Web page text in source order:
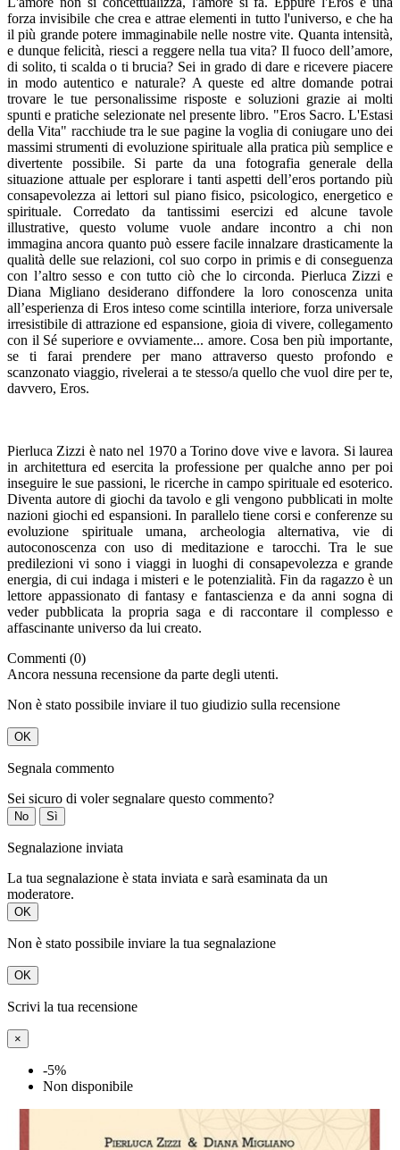
forza invisibile che crea e attrae elementi in tutto l'universo, e che ha
il più grande potere immaginabile nelle nostre vite. Quanta intensità,
e dunque felicità, riesci a reggere nella tua vita? Il fuoco dell’amore,
di solito, ti scalda o ti brucia? Sei in grado di dare e ricevere piacere
in modo autentico e naturale? A queste ed altre domande potrai
trovare le tue personalissime risposte e soluzioni grazie ai molti
spunti e pratiche selezionate nel presente libro. "Eros Sacro. L'Estasi
della Vita" racchiude tra le sue pagine la voglia di coniugare uno dei
massimi strumenti di evoluzione spirituale alla pratica più semplice e
divertente possibile. Si parte da una fotografia generale della
situazione attuale per esplorare i tanti aspetti dell’eros portando più
consapevolezza ai lettori sul piano fisico, psicologico, energetico e
spirituale. Corredato da tantissimi esercizi ed alcune tavole
illustrative, questo volume vuole andare incontro a chi non
immagina ancora quanto può essere facile innalzare drasticamente la
qualità delle sue relazioni, col suo corpo in primis e di conseguenza
con l’altro sesso e con tutto ciò che lo circonda. Pierluca Zizzi e
Diana Migliano desiderano diffondere la loro conoscenza unita
all’esperienza di Eros inteso come scintilla interiore, forza universale
irresistibile di attrazione ed espansione, gioia di vivere, collegamento
con il Sé superiore e ovviamente... amore. Cosa ben più importante,
se ti farai prendere per mano attraverso questo profondo e
scanzonato viaggio, rivelerai a te stesso/a quello che vuol dire per te,
davvero, Eros.
Pierluca Zizzi è nato nel 1970 a Torino dove vive e lavora. Si laurea
in architettura ed esercita la professione per qualche anno per poi
inseguire le sue passioni, le ricerche in campo spirituale ed esoterico.
Diventa autore di giochi da tavolo e gli vengono pubblicati in molte
nazioni giochi ed espansioni. In parallelo tiene corsi e conferenze su
evoluzione spirituale umana, archeologia alternativa, vie di
autoconoscenza con uso di meditazione e tarocchi. Tra le sue
predilezioni vi sono i viaggi in luoghi di consapevolezza e grande
energia, di cui indaga i misteri e le potenzialità. Fin da ragazzo è un
lettore appassionato di fantasy e fantascienza e da anni sogna di
veder pubblicata la propria saga e di raccontare il complesso e
affascinante universo da lui creato.
Commenti (0)
Ancora nessuna recensione da parte degli utenti.
Non è stato possibile inviare il tuo giudizio sulla recensione
OK
Segnala commento
Sei sicuro di voler segnalare questo commento?
No Sì
Segnalazione inviata
La tua segnalazione è stata inviata e sarà esaminata da un
moderatore.
OK
Non è stato possibile inviare la tua segnalazione
OK
Scrivi la tua recensione
×
-5%
Non disponibile